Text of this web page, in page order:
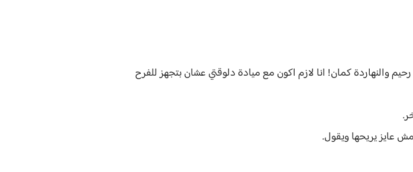
والنهاردة كمان! انا لازم اكون مع ميادة دلوقتي عشان بتجهز للفرح
عايز يريحها ويقول.